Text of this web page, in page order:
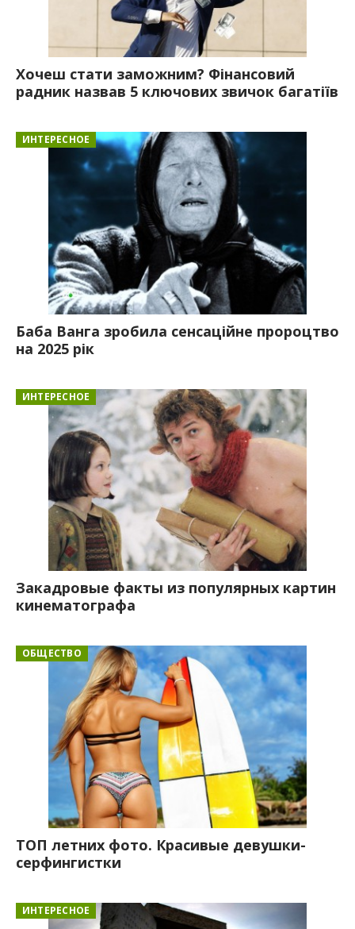
Хочеш стати заможним? Фінансовий
радник назвав 5 ключових звичок багатіїв
ИНТЕРЕСНОЕ
Баба Ванга зробила сенсаційне пророцтво
на 2025 рік
ИНТЕРЕСНОЕ
Закадровые факты из популярных картин
кинематографа
ОБЩЕСТВО
ТОП летних фото. Красивые девушки-
серфингистки
ИНТЕРЕСНОЕ